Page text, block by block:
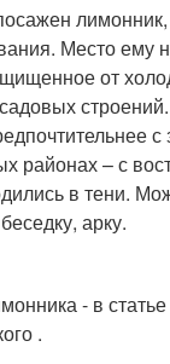
Место ему
от
районах – с
в тени.
арку.
- в
.